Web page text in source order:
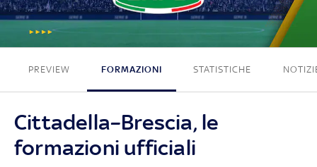
1 - 0
PREVIEW FORMAZIONI STATISTICHE
Cittadella–Brescia, le
formazioni ufficiali